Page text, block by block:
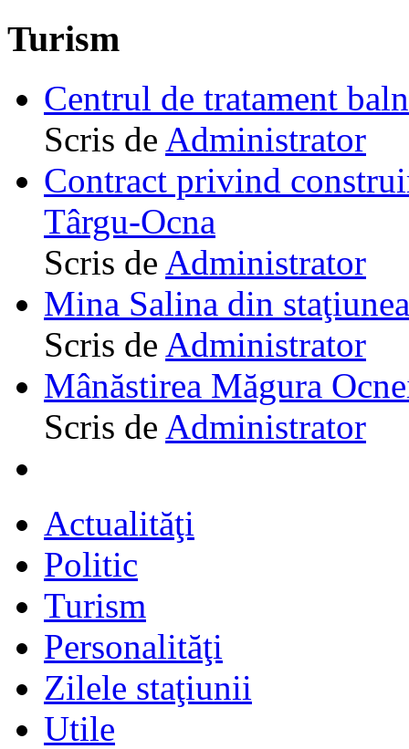
Turism
Centrul de tratament
Scris de Administrator
Contract privind
Târgu-Ocna
Scris de Administrator
Mina Salina din
Scris de Administrator
Mânăstirea Măgura
Scris de Administrator
Actualităţi
Politic
Turism
Personalităţi
Zilele staţiunii
Utile